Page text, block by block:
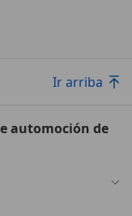
Ir arriba
automoción de